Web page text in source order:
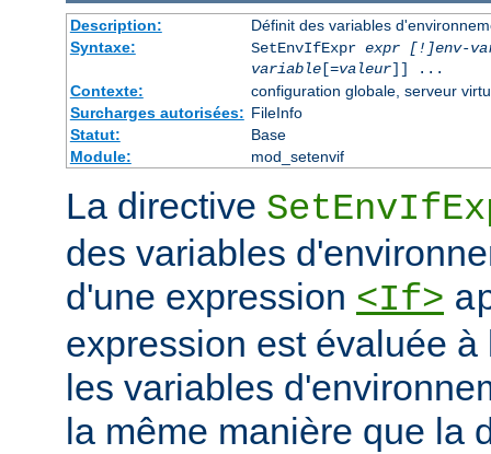
Description:
Définit des variables
Syntaxe:
SetEnvIfExpr expr [!]env-
variable[=valeur]] ...
Contexte:
configuration globale, serveur
Surcharges autorisées: FileInfo
Statut:
Base
Module:
mod_setenvif
La directive
des variables
d'une expression <If>
expression est évaluée
les variables
la même manière que la